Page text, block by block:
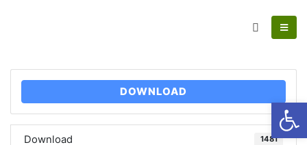
DOWNLOAD
Download 1481